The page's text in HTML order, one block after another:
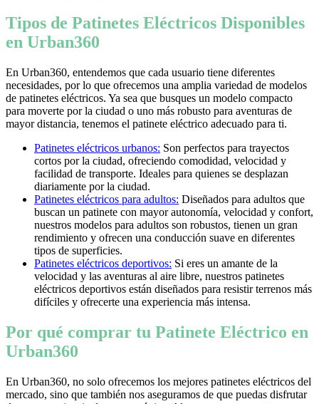
Tipos de Patinetes Eléctricos Disponibles
en Urban360
En Urban360, entendemos que cada usuario tiene diferentes
necesidades, por lo que ofrecemos una amplia variedad de modelos
de patinetes eléctricos. Ya sea que busques un modelo compacto
para moverte por la ciudad o uno más robusto para aventuras de
mayor distancia, tenemos el patinete eléctrico adecuado para ti.
Patinetes eléctricos urbanos: Son perfectos para trayectos
cortos por la ciudad, ofreciendo comodidad, velocidad y
facilidad de transporte. Ideales para quienes se desplazan
diariamente por la ciudad.
Patinetes eléctricos para adultos: Diseñados para adultos que
buscan un patinete con mayor autonomía, velocidad y confort,
nuestros modelos para adultos son robustos, tienen un gran
rendimiento y ofrecen una conducción suave en diferentes
tipos de superficies.
Patinetes eléctricos deportivos: Si eres un amante de la
velocidad y las aventuras al aire libre, nuestros patinetes
eléctricos deportivos están diseñados para resistir terrenos más
difíciles y ofrecerte una experiencia más intensa.
Por qué comprar tu Patinete Eléctrico en
Urban360
En Urban360, no solo ofrecemos los mejores patinetes eléctricos del
mercado, sino que también nos aseguramos de que puedas disfrutar